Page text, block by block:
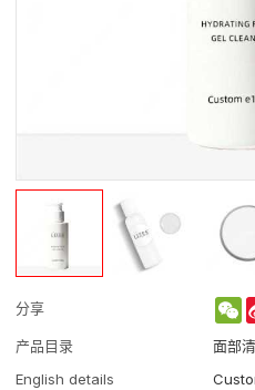
分享
产品目录
面部
English details